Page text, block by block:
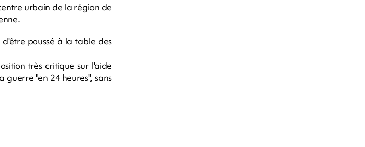
urbain de la région de
poussé à la table des
très critique sur l'aide
"en 24 heures", sans